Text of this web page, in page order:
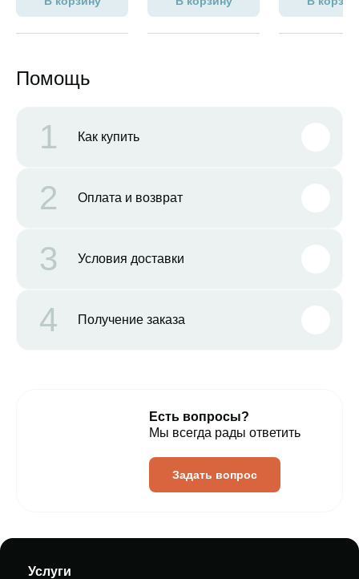
Помощь
1 Как купить
2 Оплата и возврат
3 Условия доставки
4 Получение заказа
Есть вопросы?
Мы всегда рады ответить
Задать вопрос
Услуги